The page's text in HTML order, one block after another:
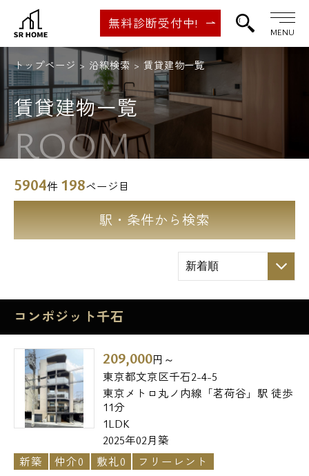
無料診断受付中!
MENU
トップページ 沿線検索 賃貸建物一覧
賃貸建物一覧
ROOM
5904件 198ページ目
駅・条件から検索
コンポジット千石
209,000円～
東京都文京区千石2-4-5
東京メトロ丸ノ内線「茗荷谷」駅 徒歩
11分
1LDK
2025年02月築
新築
仲介0 敷礼0 フリーレント